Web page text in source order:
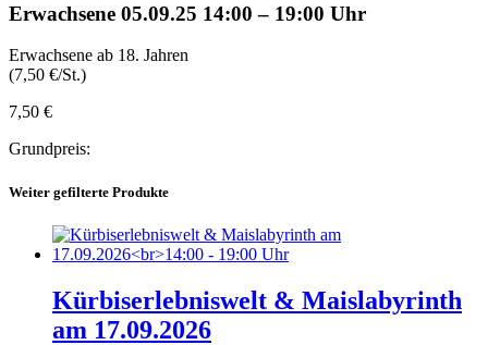
Erwachsene 05.09.25 14:00 – 19:00 Uhr
Erwachsene ab 18. Jahren
(7,50 €/St.)
7,50 €
Grundpreis:
Weiter gefilterte Produkte
Kürbiserlebniswelt & Maislabyrinth
am 17.09.2026